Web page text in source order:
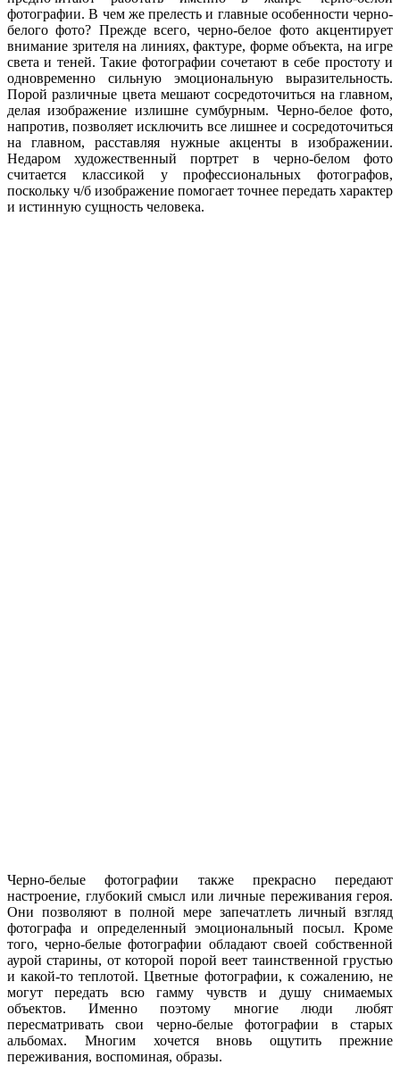
фотографии. В чем же прелесть и главные особенности черно-
белого фото? Прежде всего, черно-белое фото акцентирует
внимание зрителя на линиях, фактуре, форме объекта, на игре
света и теней. Такие фотографии сочетают в себе простоту и
одновременно сильную эмоциональную выразительность.
Порой различные цвета мешают сосредоточиться на главном,
делая изображение излишне сумбурным. Черно-белое фото,
напротив, позволяет исключить все лишнее и сосредоточиться
на главном, расставляя нужные акценты в изображении.
Недаром художественный портрет в черно-белом фото
считается классикой у профессиональных фотографов,
поскольку ч/б изображение помогает точнее передать характер
и истинную сущность человека.
Черно-белые фотографии также прекрасно передают
настроение, глубокий смысл или личные переживания героя.
Они позволяют в полной мере запечатлеть личный взгляд
фотографа и определенный эмоциональный посыл. Кроме
того, черно-белые фотографии обладают своей собственной
аурой старины, от которой порой веет таинственной грустью
и какой-то теплотой. Цветные фотографии, к сожалению, не
могут передать всю гамму чувств и душу снимаемых
объектов. Именно поэтому многие люди любят
пересматривать свои черно-белые фотографии в старых
альбомах. Многим хочется вновь ощутить прежние
переживания, воспоминая, образы.